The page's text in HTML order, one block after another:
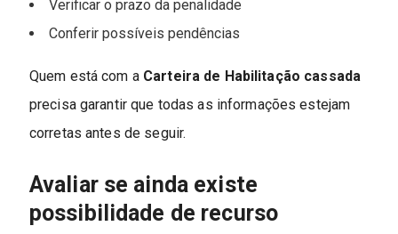
Verificar o prazo da penalidade
Conferir possíveis pendências
Quem está com a Carteira de Habilitação cassada
precisa garantir que todas as informações estejam
corretas antes de seguir.
Avaliar se ainda existe
possibilidade de recurso